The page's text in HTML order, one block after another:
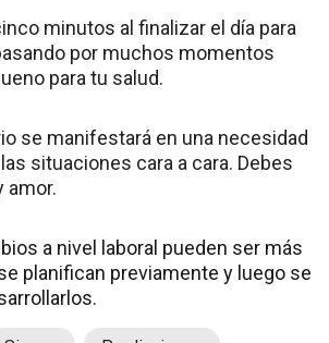
minutos al finalizar el día para
por muchos momentos
para tu salud.
se manifestará en una necesidad
situaciones cara a cara. Debes
amor.
a nivel laboral pueden ser más
planifican previamente y luego se